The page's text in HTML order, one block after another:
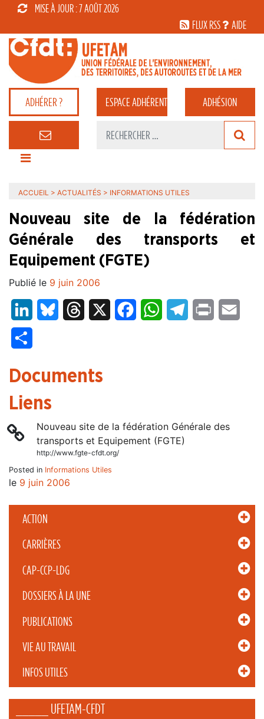
MISE À JOUR : 7 AOÛT 2026
FLUX RSS
AIDE
ADHÉRER ? ESPACEADHÉRENT ADHÉSION
ACTION
CARRIÈRES
CAP-CCP-LDG
DOSSIERS À LA UNE
PUBLICATIONS
VIE AU TRAVAIL
INFOS UTILES
_____ UFETAM-CFDT
ACCUEIL > ACTUALITÉS > INFORMATIONS UTILES
Nouveau site de la fédération
Générale des transports et
Equipement (FGTE)
Publié le 9 juin 2006
LinkedInBluesky Threads FacebookWhatsAppTelegram
Print
Documents
Liens
Nouveau site de la fédération Générale des
transports et Equipement (FGTE)
http://www.fgte-cfdt.org/
Posted in Informations Utiles
le 9 juin 2006